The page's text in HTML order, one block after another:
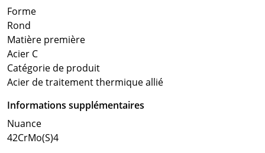
Forme
Rond
Matière première
Acier C
Catégorie de produit
Acier de traitement thermique allié
Informations supplémentaires
Nuance
42CrMo(S)4